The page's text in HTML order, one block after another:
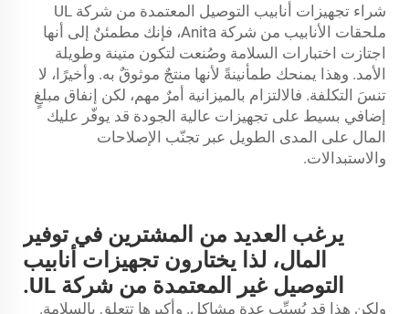
شراء تجهيزات أنابيب التوصيل المعتمدة من شركة UL
ملحقات الأنابيب
من شركة Anita، فإنك مطمئنٌ إلى أنها
اجتازت اختبارات السلامة وصُنعت لتكون متينة وطويلة
الأمد. وهذا يمنحك طمأنينةً لأنها منتجٌ موثوقٌ به. وأخيرًا، لا
تنسَ التكلفة. فالالتزام بالميزانية أمرٌ مهم، لكن إنفاق مبلغٍ
إضافي بسيط على تجهيزات عالية الجودة قد يوفّر عليك
المال على المدى الطويل عبر تجنّب الإصلاحات
والاستبدالات.
يرغب العديد من المشترين في توفير
المال، لذا يختارون تجهيزات أنابيب
التوصيل غير المعتمدة من شركة UL.
ولكن هذا قد يُسبِّب عدة مشاكل. وأكبرها تتعلق بالسلامة.